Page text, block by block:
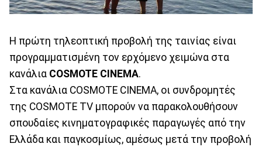
Η πρώτη τηλεοπτική προβολή της ταινίας είναι
προγραμματισμένη τον ερχόμενο χειμώνα στα
κανάλια COSMOTE CINEMA.
Στα κανάλια COSMOTE CINEMA, οι συνδρομητές
της COSMOTE TV μπορούν να παρακολουθήσουν
σπουδαίες κινηματογραφικές παραγωγές από την
Ελλάδα και παγκοσμίως, αμέσως μετά την προβολή